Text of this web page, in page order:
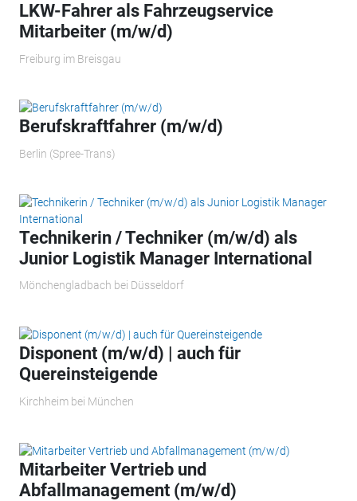
LKW-Fahrer als Fahrzeugservice
Mitarbeiter (m/w/d)
Freiburg im Breisgau
Berufskraftfahrer (m/w/d)
Berlin (Spree-Trans)
Technikerin / Techniker (m/w/d) als
Junior Logistik Manager International
Mönchengladbach bei Düsseldorf
Disponent (m/w/d) | auch für
Quereinsteigende
Kirchheim bei München
Mitarbeiter Vertrieb und
Abfallmanagement (m/w/d)